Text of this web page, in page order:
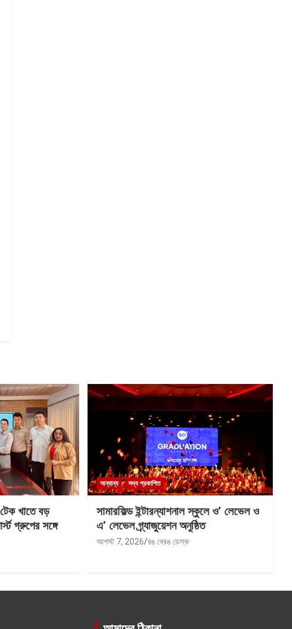
খাতে বড়
গ্রুপের সঙ্গে
অন্যান্য সদ্য প্রকাশিত
সামারফিল্ড ইন্টারন্যাশনাল স্কুলে ও’ লেভেল ও
এ’ লেভেল গ্র্যাজুয়েশন অনুষ্ঠিত
আগস্ট 7, 2026 রঙ বেরঙ ডেস্ক